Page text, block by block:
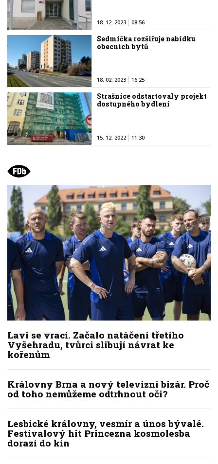
18. 12. 2023 08:56
Sedmička rozšiřuje nabídku
obecních bytů
18. 02. 2023 16:25
Strašnice odstartovaly projekt
dostupného bydlení
15. 12. 2022 11:30
Lavi se vrací. Začalo natáčení třetího
Vyšehradu, tvůrci slibují návrat ke
kořenům
Královny Brna a nový televizní bizár. Proč
od toho nemůžeme odtrhnout oči?
Lesbické královny, vesmír a únos bývalé.
Festivalový hit Princezna kosmolesba
dorazí do kin